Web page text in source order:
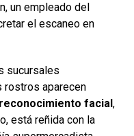
un empleado del
el escaneo en
sucursales
rostros aparecen
reconocimiento facial ,
está reñida con la